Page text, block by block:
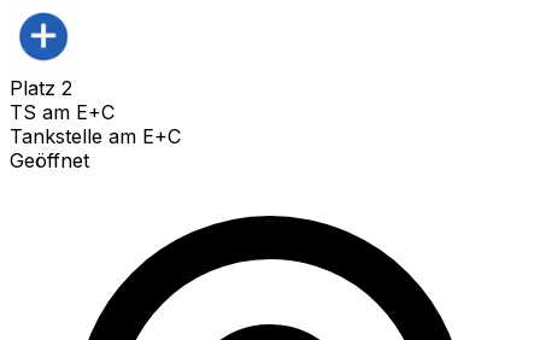
Platz 2
TS am E+C
Tankstelle am E+C
Geöffnet